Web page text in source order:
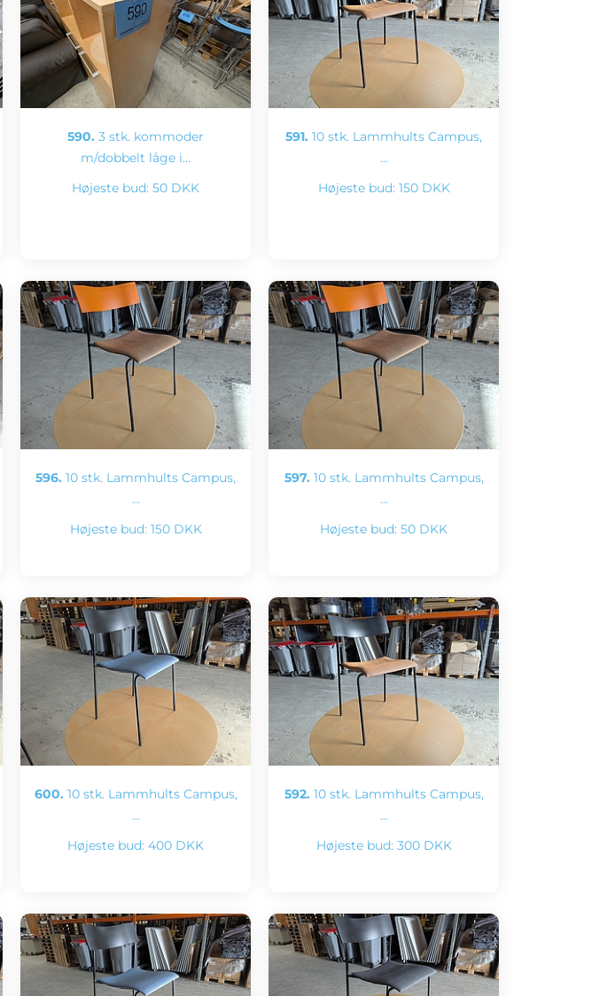
590. 3 stk. kommoder
m/dobbelt låge i…
Højeste bud: 50 DKK
591. 10 stk. Lammhults Campus,
…
Højeste bud: 150 DKK
596. 10 stk. Lammhults Campus,
…
Højeste bud: 150 DKK
597. 10 stk. Lammhults Campus,
…
Højeste bud: 50 DKK
600. 10 stk. Lammhults Campus,
…
Højeste bud: 400 DKK
592. 10 stk. Lammhults Campus,
…
Højeste bud: 300 DKK